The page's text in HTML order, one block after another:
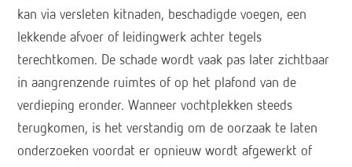
kan via versleten kitnaden, beschadigde voegen, een
lekkende afvoer of leidingwerk achter tegels
terechtkomen. De schade wordt vaak pas later zichtbaar
in aangrenzende ruimtes of op het plafond van de
verdieping eronder. Wanneer vochtplekken steeds
terugkomen, is het verstandig om de oorzaak te laten
onderzoeken voordat er opnieuw wordt afgewerkt of